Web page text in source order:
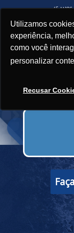
Utilizamos
experiência,
como você
personalizar
Recusar
A partir de